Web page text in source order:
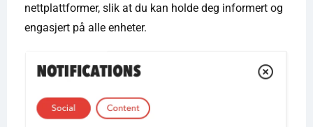
nettplattformer, slik at du kan holde deg informert og
engasjert på alle enheter.